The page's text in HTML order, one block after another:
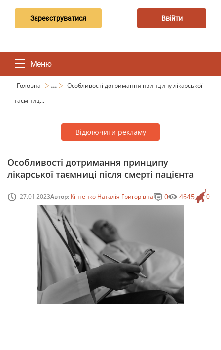
Зареєструватися Ввійти
Меню
Головна ...
Особливості дотримання принципу лікарської
таємниц...
Відключити рекламу
Особливості дотримання принципу
лікарської таємниці після смерті пацієнта
27.01.2023Автор: Кіптенко Наталія Григорівна 0
0 4645